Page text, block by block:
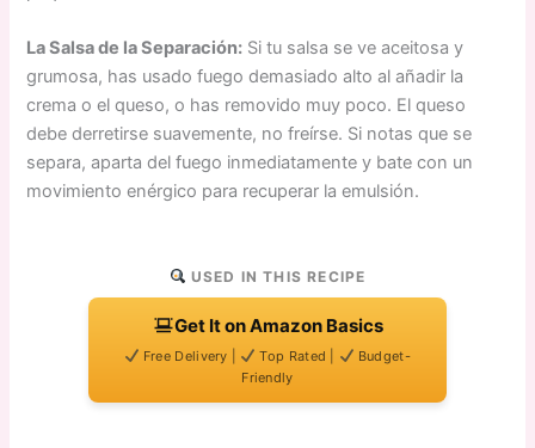
La Salsa de la Separación: Si tu salsa se ve aceitosa y
grumosa, has usado fuego demasiado alto al añadir la
crema o el queso, o has removido muy poco. El queso
debe derretirse suavemente, no freírse. Si notas que se
separa, aparta del fuego inmediatamente y bate con un
movimiento enérgico para recuperar la emulsión.
USED IN THIS RECIPE
Get It on Amazon Basics
Free Delivery | Top Rated |
Budget-
Friendly